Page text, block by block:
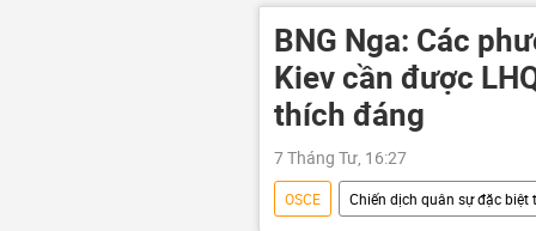
Ukraina
Cuộc khủng hoảng
BNG Nga: Các
Kiev cần được
thích đáng
7 Tháng Tư, 16:27
OSCE Chiến dịch quân sự đặc biệt